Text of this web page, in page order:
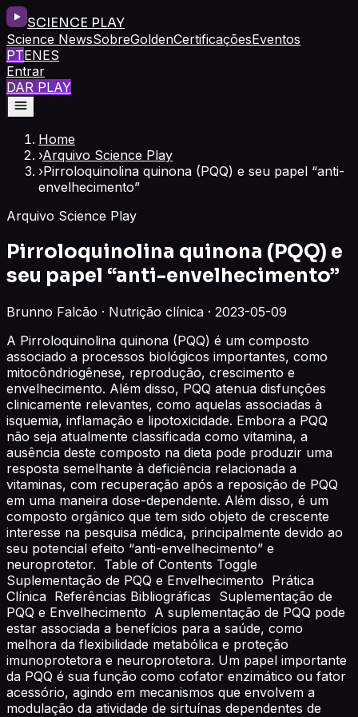
SCIENCE PLAY
Science NewsSobreGoldenCertificaçõesEventos
PTENES
Entrar
DAR PLAY
Home
›Arquivo Science Play
›Pirroloquinolina quinona (PQQ) e seu papel “anti-
envelhecimento”
Arquivo Science Play
Pirroloquinolina quinona (PQQ) e
seu papel “anti-envelhecimento”
Brunno Falcão · Nutrição clínica · 2023-05-09
A Pirroloquinolina quinona (PQQ) é um composto
associado a processos biológicos importantes, como
mitocôndriogênese, reprodução, crescimento e
envelhecimento. Além disso, PQQ atenua disfunções
clinicamente relevantes, como aquelas associadas à
isquemia, inflamação e lipotoxicidade. Embora a PQQ
não seja atualmente classificada como vitamina, a
ausência deste composto na dieta pode produzir uma
resposta semelhante à deficiência relacionada a
vitaminas, com recuperação após a reposição de PQQ
em uma maneira dose-dependente. Além disso, é um
composto orgânico que tem sido objeto de crescente
interesse na pesquisa médica, principalmente devido ao
seu potencial efeito “anti-envelhecimento” e
neuroprotetor. Table of Contents Toggle
Suplementação de PQQ e Envelhecimento Prática
Clínica Referências Bibliográficas Suplementação de
PQQ e Envelhecimento A suplementação de PQQ pode
estar associada a benefícios para a saúde, como
melhora da flexibilidade metabólica e proteção
imunoprotetora e neuroprotetora. Um papel importante
da PQQ é sua função como cofator enzimático ou fator
acessório, agindo em mecanismos que envolvem a
modulação da atividade de sirtuínas dependentes de